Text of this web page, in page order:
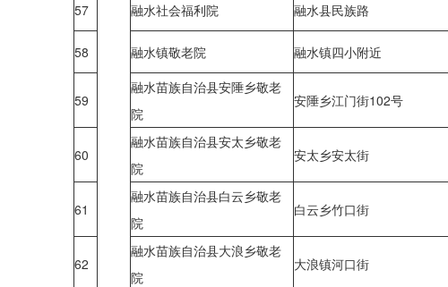
57 融水社会福利院 融水县民族路
58 融水镇敬老院 融水镇四小附近
59
融水苗族自治县安陲乡敬老
院
安陲乡江门街102号
60
融水苗族自治县安太乡敬老
院
安太乡安太街
61
融水苗族自治县白云乡敬老
院
白云乡竹口街
62
融水苗族自治县大浪乡敬老
院
大浪镇河口街